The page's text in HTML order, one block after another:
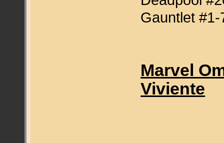
Gauntlet
Marvel
Viviente